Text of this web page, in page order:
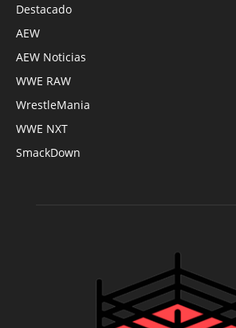
Destacado
AEW
AEW Noticias
WWE RAW
WrestleMania
WWE NXT
SmackDown